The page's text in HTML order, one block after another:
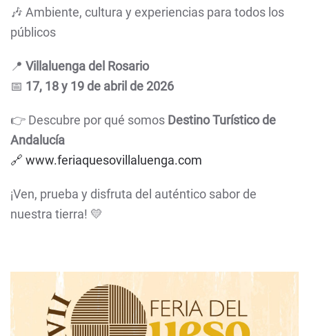
🎶 Ambiente, cultura y experiencias para todos los
públicos
📍 Villaluenga del Rosario
📅 17, 18 y 19 de abril de 2026
👉 Descubre por qué somos Destino Turístico de
Andalucía
🔗 www.feriaquesovillaluenga.com
¡Ven, prueba y disfruta del auténtico sabor de
nuestra tierra! 💛